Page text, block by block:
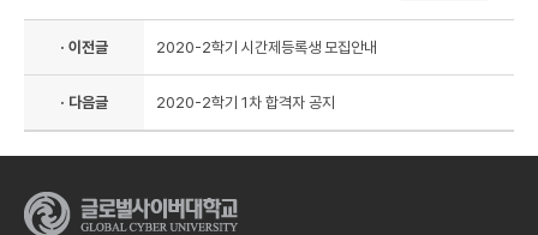
· 이전글 2020-2학기 시간제등록생 모집안내
· 다음글 2020-2학기 1차 합격자 공지